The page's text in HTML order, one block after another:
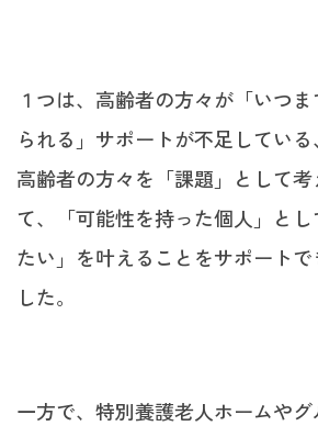
１つは、高齢者の方々が「いつ
られる」サポートが不足している
高齢者の方々を「課題」として考
て、「可能性を持った個人」と
たい」を叶えることをサポート
した。
一方で、特別養護老人ホームや